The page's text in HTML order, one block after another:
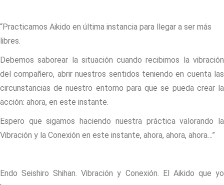
“Practicamos Aikido en última instancia para llegar a ser más
libres.
Debemos saborear la situación cuando recibimos la vibración
del compañero, abrir nuestros sentidos teniendo en cuenta las
circunstancias de nuestro entorno para que se pueda crear la
acción: ahora, en este instante.
Espero que sigamos haciendo nuestra práctica valorando la
Vibración y la Conexión en este instante, ahora, ahora, ahora…”
Endo Seishiro Shihan. Vibración y Conexión. El Aikido que yo